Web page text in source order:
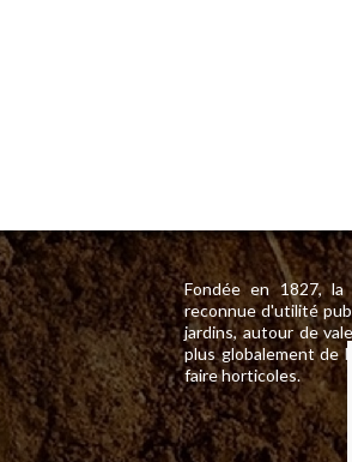
Fondée en 1827,
reconnue d'utilité
jardins, autour de
plus globalement de
faire horticoles.